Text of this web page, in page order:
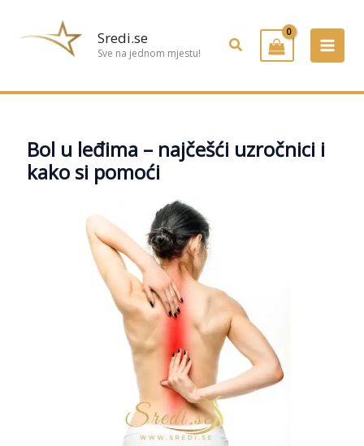
Sredi.se
Sve na jednom mjestu! Pretraživanje
Bol u leđima – najčešći uzročnici i
kako si pomoći